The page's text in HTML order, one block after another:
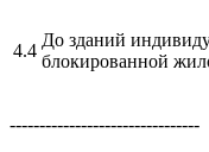
4.4
До зданий
блокированной
--------------------------------